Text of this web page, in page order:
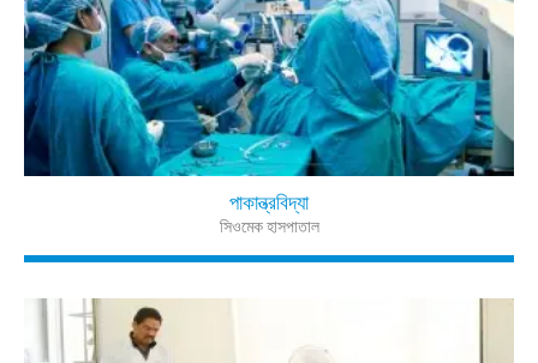
পাকান্ত্রবিদ্যা
সিওমেক হাসপাতাল